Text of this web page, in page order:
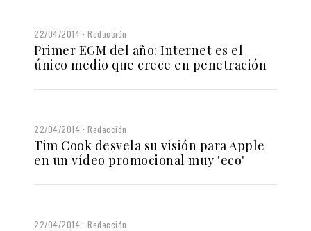
22/04/2014 Redacción
Primer EGM del año: Internet es el
único medio que crece en penetración
22/04/2014 Redacción
Tim Cook desvela su visión para Apple
en un vídeo promocional muy 'eco'
22/04/2014 Redacción